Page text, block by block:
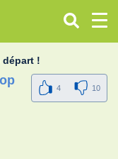
départ !
4 10